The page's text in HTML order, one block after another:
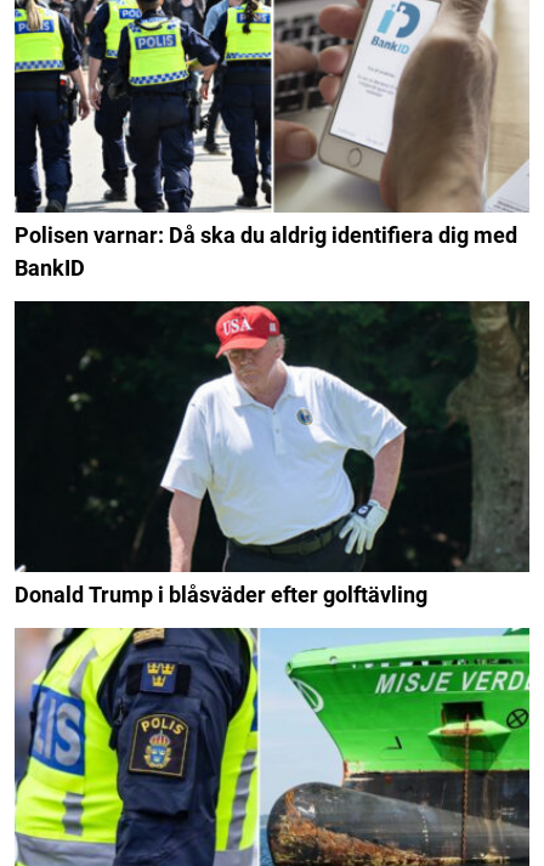
Polisen varnar: Då ska du aldrig identifiera dig med
BankID
Donald Trump i blåsväder efter golftävling